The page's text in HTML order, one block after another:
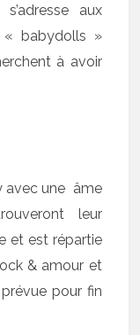
s’adresse aux
« babydolls »
à avoir
avec une âme
leur
et est répartie
& amour et
pour fin